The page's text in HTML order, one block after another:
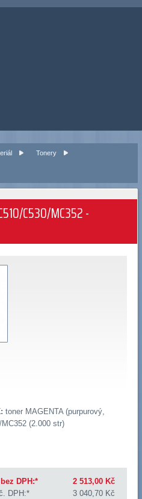
Tonery
C530/MC352 -
toner MAGENTA (purpurový,
(2.000 str)
DPH:*
2 513,00 Kč
DPH:*
3 040,70 Kč